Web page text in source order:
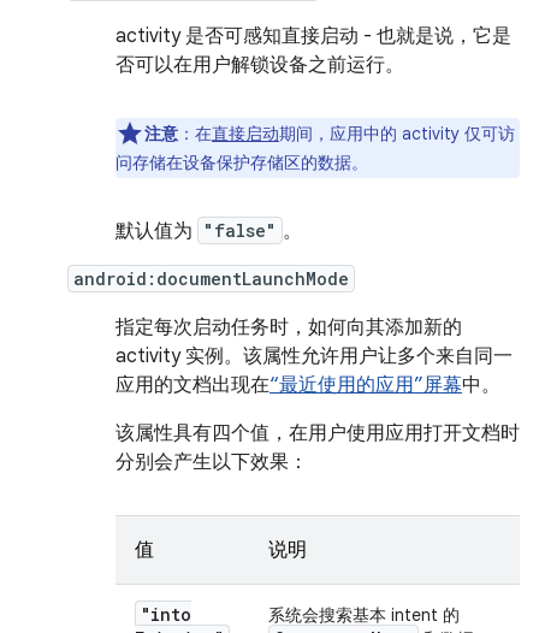
activity 是否可感知直接启动 - 也就是说，它是
否可以在用户解锁设备之前运行。
注意 ：在直接启动期间，应用中的 activity 仅可访
问存储在设备保护存储区的数据。
默认值为 "false" 。
android:documentLaunchMode
指定每次启动任务时，如何向其添加新的
activity 实例。该属性允许用户让多个来自同一
应用的文档出现在“最近使用的应用”屏幕中。
该属性具有四个值，在用户使用应用打开文档时
分别会产生以下效果：
值 说明
"into
系统会搜索基本 intent 的